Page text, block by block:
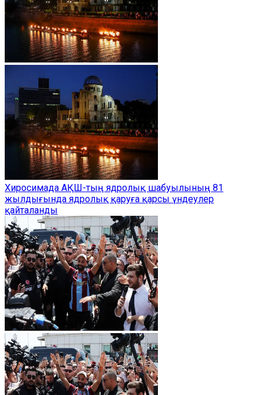
Хиросимада АҚШ-тың ядролық шабуылының 81
жылдығында ядролық қаруға қарсы үндеулер
қайталанды